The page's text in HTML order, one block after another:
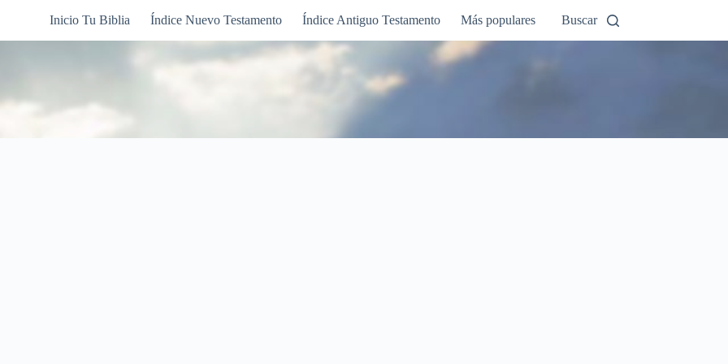
Inicio Tu Biblia Índice Nuevo Testamento Índice Antiguo Testamento Más populares Buscar